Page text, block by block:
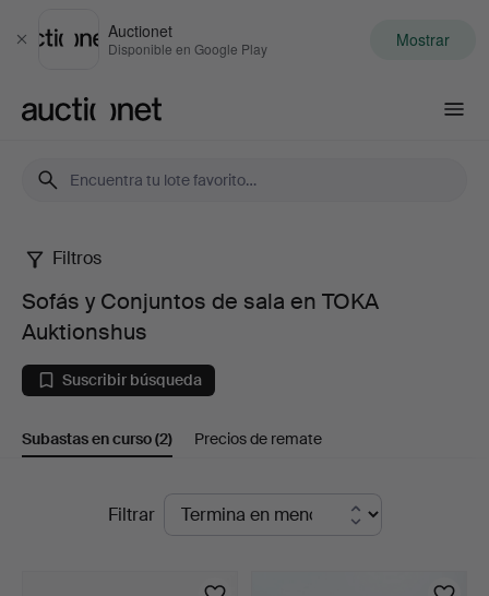
Cerrar
Auctionet
Disponible en Google Play Mostrar
Sofás
Conjuntos
de
Filtros
Sofás y Conjuntos de sala en TOKA
Auktionshus
Suscribir búsqueda
Subastas en curso(2) Precios de remate
SubastasFiltrar